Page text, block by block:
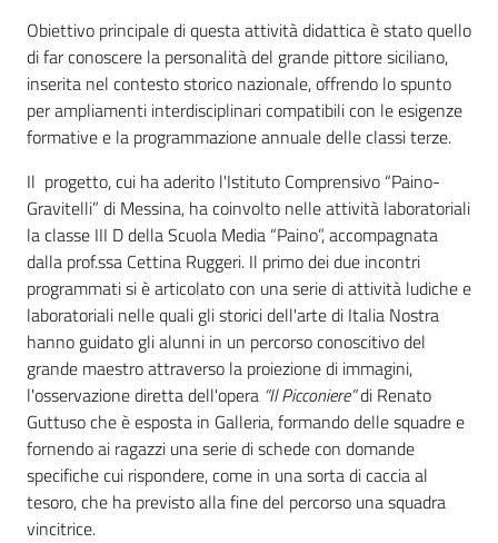
Obiettivo principale di questa attività didattica è stato quello
di far conoscere la personalità del grande pittore siciliano,
inserita nel contesto storico nazionale, offrendo lo spunto
per ampliamenti interdisciplinari compatibili con le esigenze
formative e la programmazione annuale delle classi terze.
Il progetto, cui ha aderito l'Istituto Comprensivo “Paino-
Gravitelli” di Messina, ha coinvolto nelle attività laboratoriali
la classe III D della Scuola Media “Paino”, accompagnata
dalla prof.ssa Cettina Ruggeri. Il primo dei due incontri
programmati si è articolato con una serie di attività ludiche e
laboratoriali nelle quali gli storici dell'arte di Italia Nostra
hanno guidato gli alunni in un percorso conoscitivo del
grande maestro attraverso la proiezione di immagini,
l'osservazione diretta dell'opera “Il Picconiere”di Renato
Guttuso che è esposta in Galleria, formando delle squadre e
fornendo ai ragazzi una serie di schede con domande
specifiche cui rispondere, come in una sorta di caccia al
tesoro, che ha previsto alla fine del percorso una squadra
vincitrice.